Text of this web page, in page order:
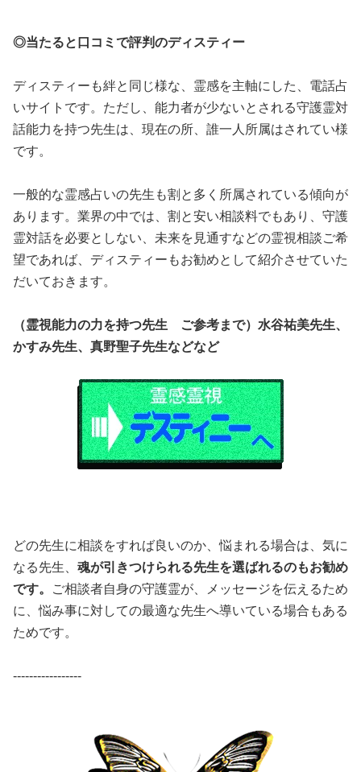
◎当たると口コミで評判のディスティー
ディスティーも絆と同じ様な、霊感を主軸にした、電話占
いサイトです。ただし、能力者が少ないとされる守護霊対
話能力を持つ先生は、現在の所、誰一人所属はされてい様
です。
一般的な霊感占いの先生も割と多く所属されている傾向が
あります。業界の中では、割と安い相談料でもあり、守護
霊対話を必要としない、未来を見通すなどの霊視相談ご希
望であれば、ディスティーもお勧めとして紹介させていた
だいておきます。
（霊視能力の力を持つ先生 ご参考まで）水谷祐美先生、
かすみ先生、真野聖子先生などなど
どの先生に相談をすれば良いのか、悩まれる場合は、気に
なる先生、 魂が引きつけられる先生を選ばれるのもお勧め
です。
ご相談者自身の守護霊が、メッセージを伝えるため
に、悩み事に対しての最適な先生へ導いている場合もある
ためです。
-----------------